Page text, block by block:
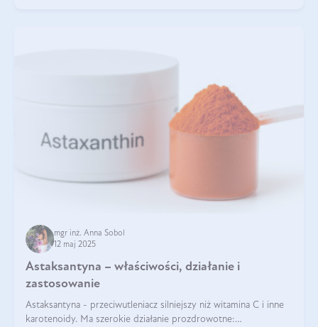
mgr inż. Anna Sobol
12 maj 2025
Astaksantyna – właściwości, działanie i
zastosowanie
Astaksantyna - przeciwutleniacz silniejszy niż witamina C i inne
karotenoidy. Ma szerokie działanie prozdrowotne: